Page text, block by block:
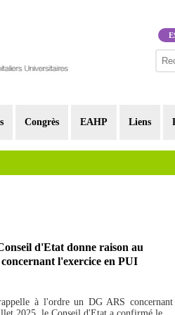
Congrès EAHP Liens
d'Etat donne raison au
l'exercice en PUI
à l'ordre un DG ARS concernant